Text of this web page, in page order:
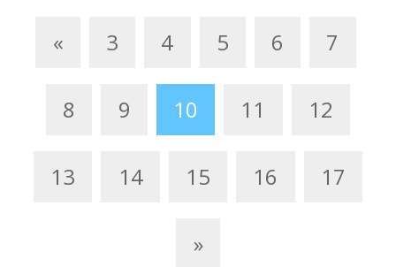
« 3 4 5 6 7
8 9 10 11 12
13 14 15 16 17
»